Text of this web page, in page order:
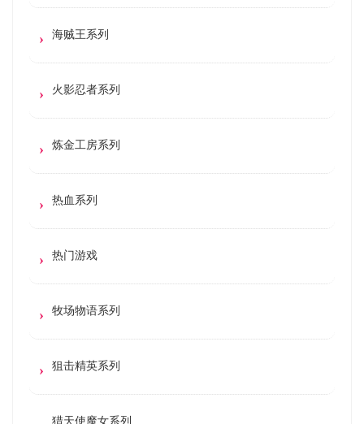
海贼王系列
火影忍者系列
炼金工房系列
热血系列
热门游戏
牧场物语系列
狙击精英系列
猎天使魔女系列